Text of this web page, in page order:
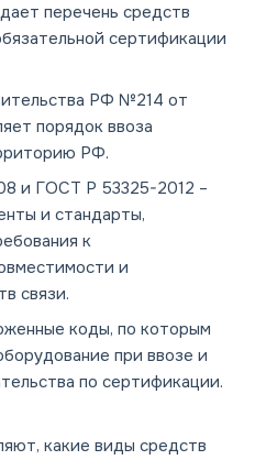
перечень средств
сертификации
РФ №214 от
порядок ввоза
РФ.
и ГОСТ Р 53325-2012 –
и стандарты,
к
и
связи.
коды, по которым
при ввозе и
по сертификации.
какие виды средств